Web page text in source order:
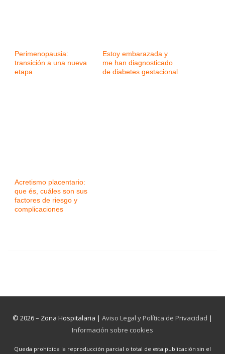
Perimenopausia:
transición a una nueva
etapa
Estoy embarazada y
me han diagnosticado
de diabetes gestacional
Acretismo placentario:
que és, cuáles son sus
factores de riesgo y
complicaciones
© 2026 – Zona Hospitalaria | Aviso Legal y Política de Privacidad |
Información sobre cookies
Queda prohibida la reproducción parcial o total de esta publicación sin el